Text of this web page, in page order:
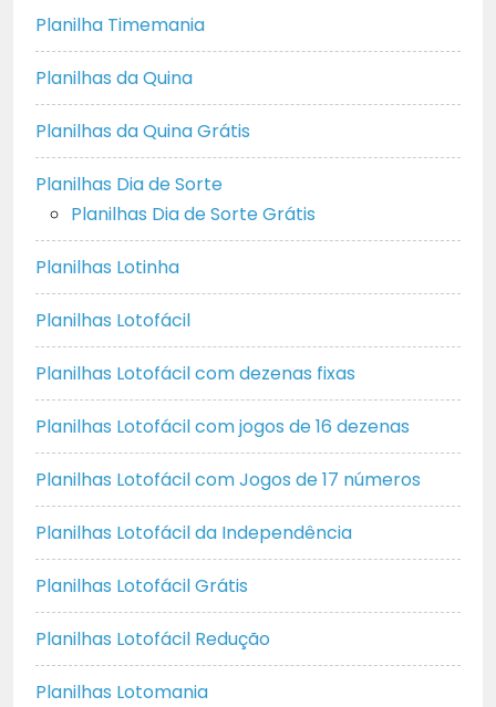
Planilha Timemania
Planilhas da Quina
Planilhas da Quina Grátis
Planilhas Dia de Sorte
Planilhas Dia de Sorte Grátis
Planilhas Lotinha
Planilhas Lotofácil
Planilhas Lotofácil com dezenas fixas
Planilhas Lotofácil com jogos de 16 dezenas
Planilhas Lotofácil com Jogos de 17 números
Planilhas Lotofácil da Independência
Planilhas Lotofácil Grátis
Planilhas Lotofácil Redução
Planilhas Lotomania